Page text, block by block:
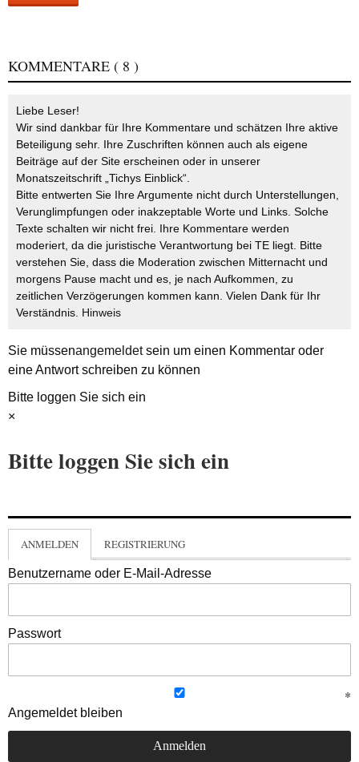
KOMMENTARE ( 8 )
Liebe Leser!
Wir sind dankbar für Ihre Kommentare und schätzen Ihre aktive
Beteiligung sehr. Ihre Zuschriften können auch als eigene
Beiträge auf der Site erscheinen oder in unserer
Monatszeitschrift „Tichys Einblick“.
Bitte entwerten Sie Ihre Argumente nicht durch Unterstellungen,
Verunglimpfungen oder inakzeptable Worte und Links. Solche
Texte schalten wir nicht frei. Ihre Kommentare werden
moderiert, da die juristische Verantwortung bei TE liegt. Bitte
verstehen Sie, dass die Moderation zwischen Mitternacht und
morgens Pause macht und es, je nach Aufkommen, zu
zeitlichen Verzögerungen kommen kann. Vielen Dank für Ihr
Verständnis. Hinweis
Sie müssenangemeldetsein um einen Kommentar oder
eine Antwort schreiben zu können
Bitte loggen Sie sich ein
×
Bitte loggen Sie sich ein
ANMELDEN REGISTRIERUNG
Benutzername oder E-Mail-Adresse
Passwort
Angemeldet bleiben